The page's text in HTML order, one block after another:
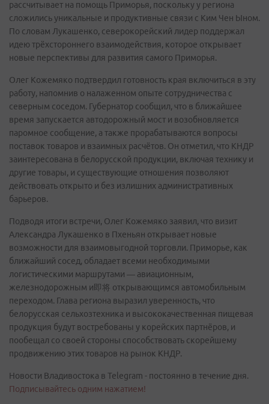
рассчитывает на помощь Приморья, поскольку у региона
сложились уникальные и продуктивные связи с Ким Чен Ыном.
По словам Лукашенко, северокорейский лидер поддержал
идею трёхстороннего взаимодействия, которое открывает
новые перспективы для развития самого Приморья.
Олег Кожемяко подтвердил готовность края включиться в эту
работу, напомнив о налаженном опыте сотрудничества с
северным соседом. Губернатор сообщил, что в ближайшее
время запускается автодорожный мост и возобновляется
паромное сообщение, а также прорабатываются вопросы
поставок товаров и взаимных расчётов. Он отметил, что КНДР
заинтересована в белорусской продукции, включая технику и
другие товары, и существующие отношения позволяют
действовать открыто и без излишних административных
барьеров.
Подводя итоги встречи, Олег Кожемяко заявил, что визит
Александра Лукашенко в Пхеньян открывает новые
возможности для взаимовыгодной торговли. Приморье, как
ближайший сосед, обладает всеми необходимыми
логистическими маршрутами — авиационным,
железнодорожным и即将 открывающимся автомобильным
переходом. Глава региона выразил уверенность, что
белорусская сельхозтехника и высококачественная пищевая
продукция будут востребованы у корейских партнёров, и
пообещал со своей стороны способствовать скорейшему
продвижению этих товаров на рынок КНДР.
Новости Владивостока в Telegram - постоянно в течение дня.
Подписывайтесь одним нажатием!